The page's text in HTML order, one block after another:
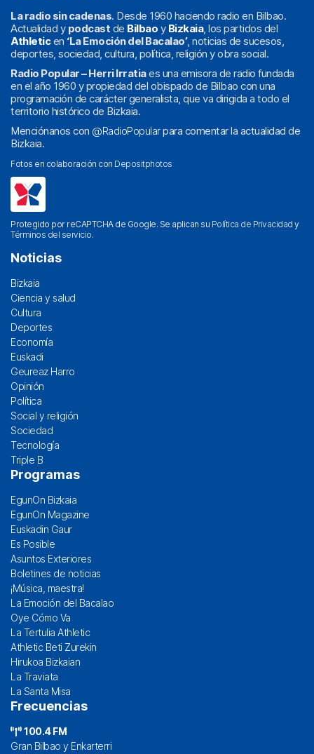
La radio sin cadenas. Desde 1960 haciendo radio en Bilbao.
Actualidad y podcast de Bilbao y Bizkaia, los partidos del
Athleticen ‘La Emoción del Bacalao’, noticias de sucesos,
deportes, sociedad, cultura, política, religión y obra social.
Radio Popular – Herri Irratiaes una emisora de radio fundada
en el año 1960 y propiedad del obispado de Bilbao con una
programación de carácter generalista, que va dirigida a todo el
territorio histórico de Bizkaia.
Menciónanos con @RadioPopularpara comentar la actualidad de
Bizkaia.
Fotos en colaboración con Depositphotos
Protegido por reCAPTCHA de Google. Se aplican su Política de Privacidad y
Términos del servicio.
Noticias
Bizkaia
Ciencia y salud
Cultura
Deportes
Economía
Euskadi
Geureaz Harro
Opinión
Política
Social y religión
Sociedad
Tecnología
Triple B
Programas
EgunOn Bizkaia
EgunOn Magazine
Euskadin Gaur
Es Posible
Asuntos Exteriores
Boletines de noticias
¡Música, maestra!
La Emoción del Bacalao
Oye Cómo Va
La Tertulia Athletic
Athletic Beti Zurekin
Hirukoa Bizkaian
La Traviata
La Santa Misa
Frecuencias
100.4 FM
Gran Bilbao y Enkarterri